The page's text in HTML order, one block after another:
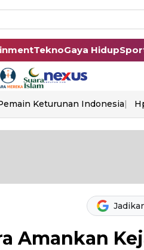
TeknoGaya Hidup
Keturunan Indonesia
Amankan